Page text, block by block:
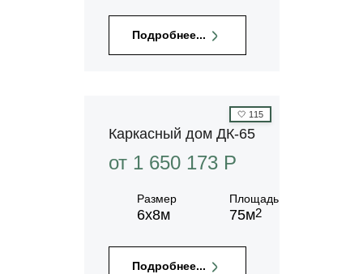
Подробнее...
🤍 115
Каркасный дом ДК-65
от 1 650 173 P
Размер
6х8м
Площадь
75м2
Подробнее...